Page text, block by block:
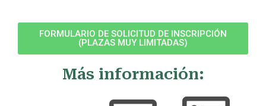
FORMULARIO DE SOLICITUD DE INSCRIPCIÓN
(PLAZAS MUY LIMITADAS)
Más información: